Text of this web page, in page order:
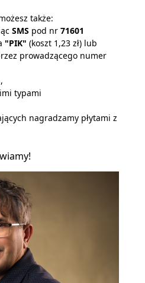
także:
SMS pod nr 71601
"PIK" (koszt 1,23 zł) lub
prowadzącego numer
typami
nagradzamy płytami z